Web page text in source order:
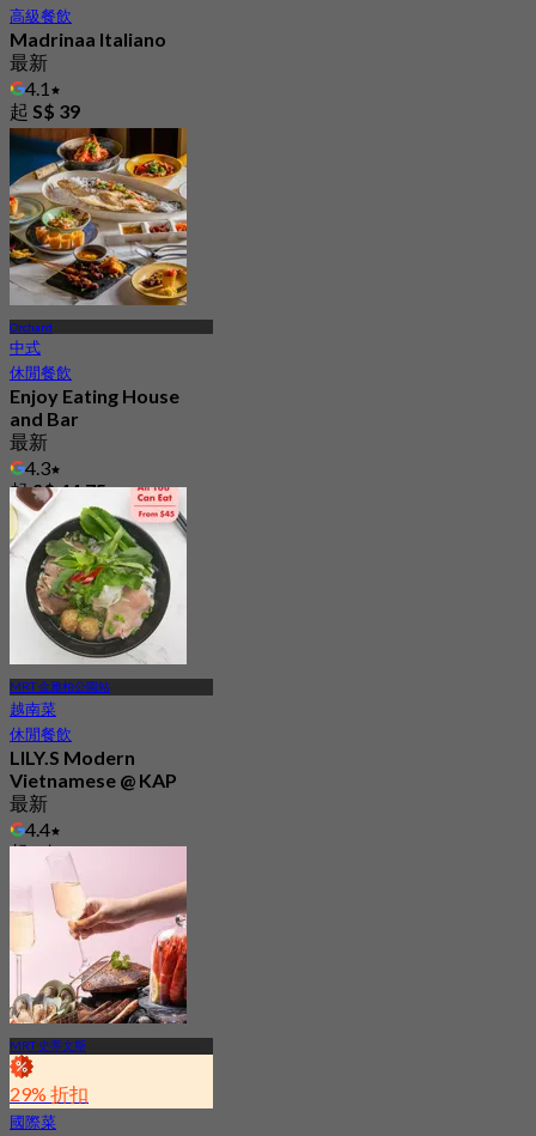
高級餐飲
Madrinaa Italiano
最新
4.1
起 S$ 39
Orchard
中式
休閒餐飲
Enjoy Eating House
and Bar
最新
4.3
起S$ 44.75
MRT 金雅柏公園站
越南菜
休閒餐飲
LILY.S Modern
Vietnamese @ KAP
最新
4.4
起S$ 32.25
MRT 史蒂文斯
29% 折扣
國際菜